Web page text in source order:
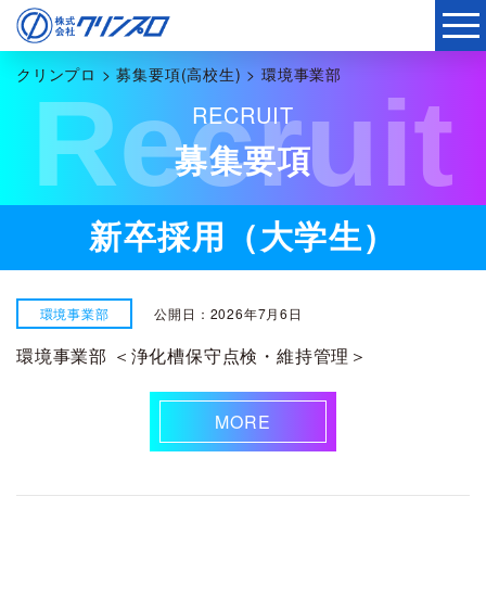
Recruit
クリンプロ >募集要項(高校生) >環境事業部
RECRUIT
募集要項
新卒採用（大学生）
公開日：2026年7月6日
環境事業部
環境事業部 ＜浄化槽保守点検・維持管理＞
MORE